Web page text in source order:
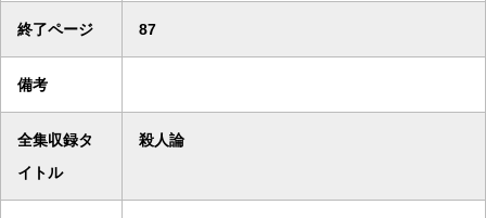
終了ページ 87
備考
全集収録タ
イトル
殺人論